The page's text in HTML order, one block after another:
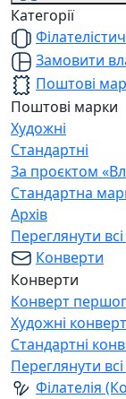
Категорії
Замовити
Поштові
Поштові марки
Художні
Стандартні
За проєктом
Стандартна
Архів
Переглянути
Конверти
Конверти
Конверт
Художні
Стандартні
Переглянути
Філателія